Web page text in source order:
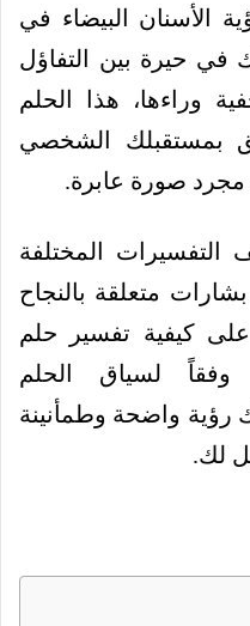
الأسنان البيضاء في
في حيرة بين التفاؤل
وراءها، هذا الحلم
بمستقبلك الشخصي
صورة عابرة.
التفسيرات المختلفة
متعلقة بالنجاح
كيفية تفسير حلم
وفقاً لسياق الحلم
واضحة وطمأنينة
لك.